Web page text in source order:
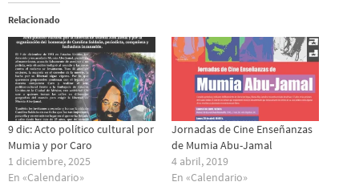
Relacionado
9 dic: Acto político cultural por
Mumia y por Caro
1 diciembre, 2025
En «Calendario»
Jornadas de Cine Enseñanzas
de Mumia Abu-Jamal
4 abril, 2019
En «Calendario»